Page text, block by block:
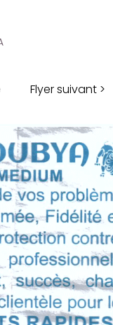
Flyer suivant >